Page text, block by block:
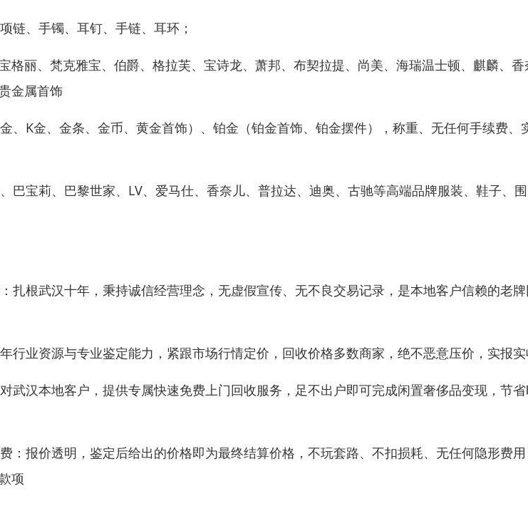
链、手镯、耳钉、手链、耳环；
格丽、梵克雅宝、伯爵、格拉芙、宝诗龙、萧邦、布契拉提、尚美、海瑞温士顿、麒麟、香
金属首饰
、K金、金条、金币、黄金首饰）、铂金（铂金首饰、铂金摆件），称重、无任何手续费、
巴宝莉、巴黎世家、LV、爱马仕、香奈儿、普拉达、迪奥、古驰等高端品牌服装、鞋子、
扎根武汉十年，秉持诚信经营理念，无虚假宣传、无不良交易记录，是本地客户信赖的老
行业资源与专业鉴定能力，紧跟市场行情定价，回收价格多数商家，绝不恶意压价，实报
武汉本地客户，提供专属快速免费上门回收服务，足不出户即可完成闲置奢侈品变现，节
：报价透明，鉴定后给出的价格即为最终结算价格，不玩套路、不扣损耗、无任何隐形费
项